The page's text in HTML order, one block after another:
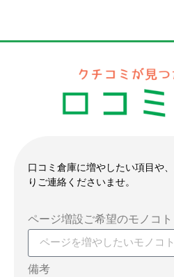
口コミ倉庫に増やしたい項目や
りご連絡くださいませ。
ページ増設ご希望のモノコト
備考